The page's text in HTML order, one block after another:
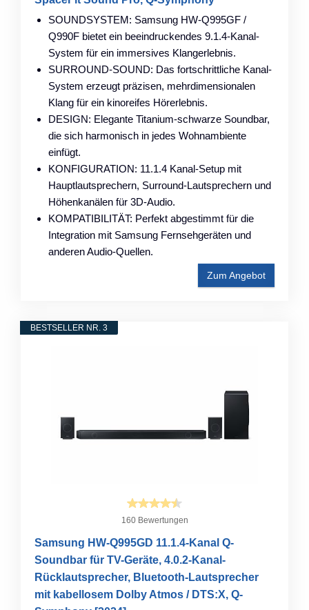
SOUNDSYSTEM: Samsung HW-Q995GF /
Q990F bietet ein beeindruckendes 9.1.4-Kanal-
System für ein immersives Klangerlebnis.
SURROUND-SOUND: Das fortschrittliche Kanal-
System erzeugt präzisen, mehrdimensionalen
Klang für ein kinoreifes Hörerlebnis.
DESIGN: Elegante Titanium-schwarze Soundbar,
die sich harmonisch in jedes Wohnambiente
einfügt.
KONFIGURATION: 11.1.4 Kanal-Setup mit
Hauptlautsprechern, Surround-Lautsprechern und
Höhenkanälen für 3D-Audio.
KOMPATIBILITÄT: Perfekt abgestimmt für die
Integration mit Samsung Fernsehgeräten und
anderen Audio-Quellen.
Zum Angebot
BESTSELLER NR. 3
160 Bewertungen
Samsung HW-Q995GD 11.1.4-Kanal Q-
Soundbar für TV-Geräte, 4.0.2-Kanal-
Rücklautsprecher, Bluetooth-Lautsprecher
mit kabellosem Dolby Atmos / DTS:X, Q-